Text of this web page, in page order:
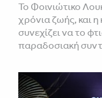
Το Φοινιώτικο
χρόνια ζωής, και
συνεχίζει να το
παραδοσιακή